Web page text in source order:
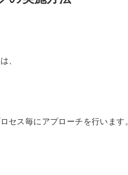
、
セス毎にアプローチを行います。